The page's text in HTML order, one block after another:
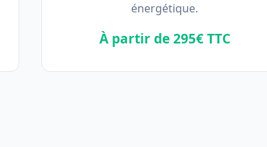
énergétique.
À partir de 295€ TTC